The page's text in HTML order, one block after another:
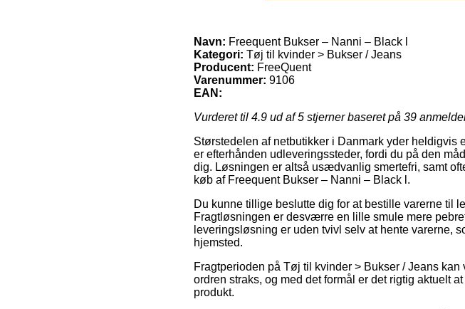
Navn: Freequent Bukser – Nanni – Black l
Kategori: Tøj til kvinder > Bukser / Jeans
Producent: FreeQuent
Varenummer: 9106
EAN:
Vurderet til 4.9 ud af 5 stjerner baseret på 39
Størstedelen af netbutikker i Danmark yder heldigvis
er efterhånden udleveringssteder, fordi du på den
dig. Løsningen er altså usædvanlig smertefri, samt
køb af Freequent Bukser – Nanni – Black l.
Du kunne tillige beslutte dig for at bestille varerne til
Fragtløsningen er desværre en lille smule mere
leveringsløsning er uden tvivl selv at hente varerne,
hjemsted.
Fragtperioden på Tøj til kvinder > Bukser / Jeans
ordren straks, og med det formål er det rigtig aktuelt
produkt.